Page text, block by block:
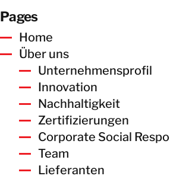
AKTUELLES
JOBS
ÜBER UNS
STANDORTE
SCHWEIZ
KONTAKT
Pages
Home
Über uns
Unternehmensprofil
Innovation
Nachhaltigkeit
Zertifizierungen
Corporate Social
Team
Lieferanten